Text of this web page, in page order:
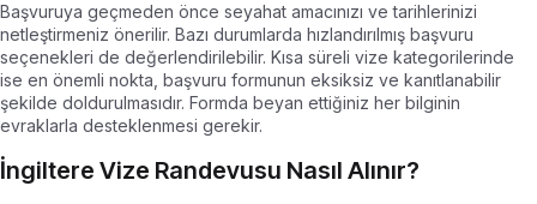
Başvuruya geçmeden önce seyahat amacınızı ve tarihlerinizi
netleştirmeniz önerilir. Bazı durumlarda hızlandırılmış başvuru
seçenekleri de değerlendirilebilir. Kısa süreli vize kategorilerinde
ise en önemli nokta, başvuru formunun eksiksiz ve kanıtlanabilir
şekilde doldurulmasıdır. Formda beyan ettiğiniz her bilginin
evraklarla desteklenmesi gerekir.
İngiltere Vize Randevusu Nasıl Alınır?